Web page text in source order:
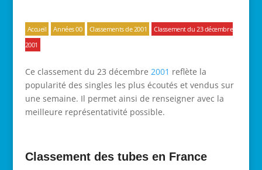
Accueil Années 00 Classements de 2001
Classement du 23 décembre
2001
Ce classement du 23 décembre 2001 reflète la
popularité des singles les plus écoutés et vendus sur
une semaine. Il permet ainsi de renseigner avec la
meilleure représentativité possible.
Classement des tubes en France